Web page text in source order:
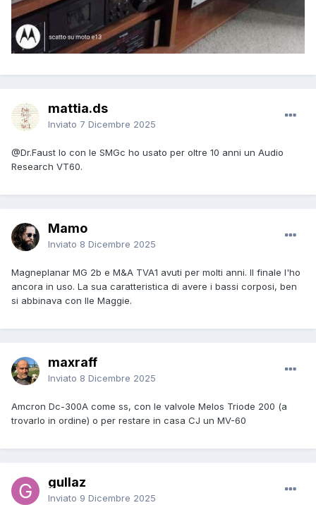
mattia.ds
Inviato 7 Dicembre 2025
@Dr.Faust Io con le SMGc ho usato per oltre 10 anni un Audio
Research VT60.
Mamo
Inviato 8 Dicembre 2025
Magneplanar MG 2b e M&A TVA1 avuti per molti anni. Il finale l'ho
ancora in uso. La sua caratteristica di avere i bassi corposi, ben
si abbinava con lle Maggie.
maxraff
Inviato 8 Dicembre 2025
Amcron Dc-300A come ss, con le valvole Melos Triode 200 (a
trovarlo in ordine) o per restare in casa CJ un MV-60
gullaz
Inviato 9 Dicembre 2025